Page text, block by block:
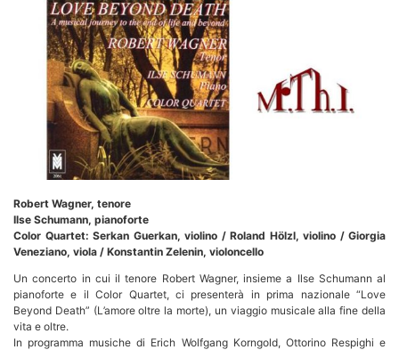
Robert Wagner, tenore
Ilse Schumann, pianoforte
Color Quartet: Serkan Guerkan, violino / Roland Hölzl, violino / Giorgia
Veneziano, viola / Konstantin Zelenin, violoncello
Un concerto in cui il tenore Robert Wagner, insieme a Ilse Schumann al
pianoforte e il Color Quartet, ci presenterà in prima nazionale “Love
Beyond Death” (L’amore oltre la morte), un viaggio musicale alla fine della
vita e oltre.
In programma musiche di Erich Wolfgang Korngold, Ottorino Respighi e